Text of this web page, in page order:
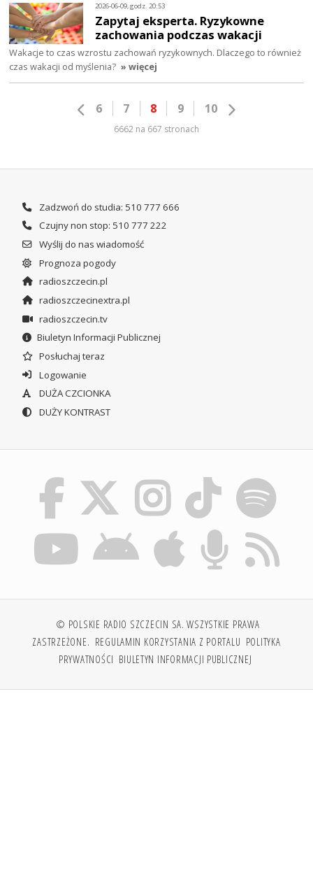
2026-06-09, godz. 20:53
Zapytaj eksperta. Ryzykowne
zachowania podczas wakacji
Wakacje to czas wzrostu zachowań ryzykownych. Dlaczego to również
czas wakacji od myślenia? » więcej
6 7 8 9 10
6662 na 667 stronach
Zadzwoń do studia: 510 777 666
Czujny non stop: 510 777 222
Wyślij do nas wiadomość
Prognoza pogody
radioszczecin.pl
radioszczecinextra.pl
radioszczecin.tv
Biuletyn Informacji Publicznej
Posłuchaj teraz
Logowanie
DUŻA CZCIONKA
DUŻY KONTRAST
© POLSKIE RADIO SZCZECIN SA. WSZYSTKIE PRAWA
ZASTRZEŻONE. REGULAMIN KORZYSTANIA Z PORTALU POLITYKA
PRYWATNOŚCI BIULETYN INFORMACJI PUBLICZNEJ